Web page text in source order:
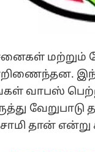
மற்றும்
இந்த
வாபஸ்
தான்